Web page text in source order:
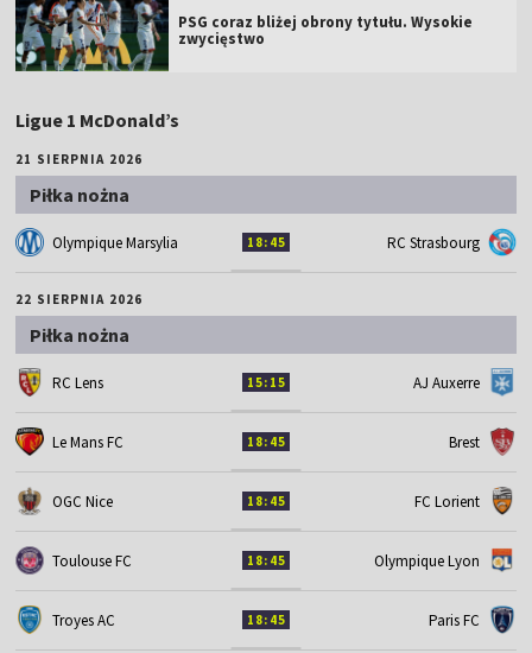
PSG coraz bliżej obrony tytułu. Wysokie
zwycięstwo
Ligue 1 McDonald’s
21 SIERPNIA 2026
Piłka nożna
Olympique Marsylia 18:45 RC Strasbourg
22 SIERPNIA 2026
Piłka nożna
RC Lens 15:15 AJ Auxerre
Le Mans FC 18:45 Brest
OGC Nice 18:45 FC Lorient
Toulouse FC 18:45 Olympique Lyon
Troyes AC 18:45 Paris FC